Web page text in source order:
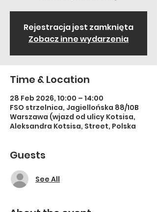
Rejestracja jest zamknięta
Zobacz inne wydarzenia
Time & Location
28 Feb 2026, 10:00 – 14:00
FSO strzelnica, Jagiellońska 88/10B
Warszawa (wjazd od ulicy Kotsisa,
Aleksandra Kotsisa, Street, Polska
Guests
See All